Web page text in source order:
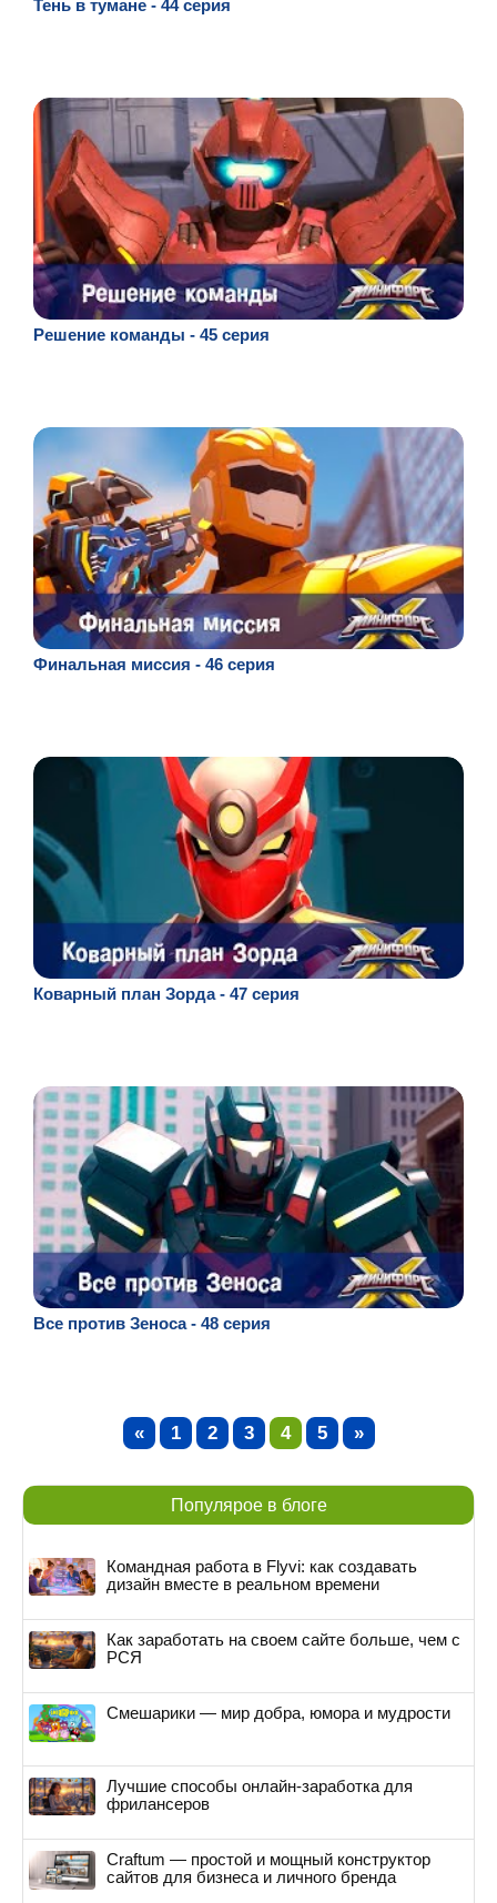
Тень в тумане - 44 серия
Решение команды - 45 серия
Финальная миссия - 46 серия
Коварный план Зорда - 47 серия
Все против Зеноса - 48 серия
« 1 2 3 4 5 »
Популярое в блоге
Командная работа в Flyvi: как создавать
дизайн вместе в реальном времени
Как заработать на своем сайте больше, чем с
РСЯ
Смешарики — мир добра, юмора и мудрости
Лучшие способы онлайн-заработка для
фрилансеров
Craftum — простой и мощный конструктор
сайтов для бизнеса и личного бренда